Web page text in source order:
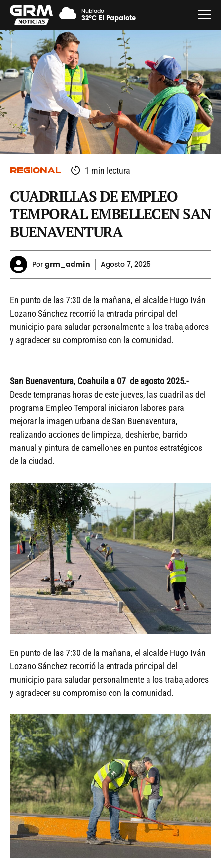
Nublado
32°C El Papalote
REGIONAL 1 min lectura
CUADRILLAS DE EMPLEO
TEMPORAL EMBELLECEN SAN
BUENAVENTURA
Porgrm_admin Agosto7, 2025
En punto de las 7:30 de la mañana, el alcalde Hugo Iván
Lozano Sánchez recorrió la entrada principal del
municipio para saludar personalmente a los trabajadores
y agradecer su compromiso con la comunidad.
San Buenaventura, Coahuila a 07 de agosto 2025.-
Desde tempranas horas de este jueves, las cuadrillas del
programa Empleo Temporal iniciaron labores para
mejorar la imagen urbana de San Buenaventura,
realizando acciones de limpieza, deshierbe, barrido
manual y pintura de camellones en puntos estratégicos
de la ciudad.
En punto de las 7:30 de la mañana, el alcalde Hugo Iván
Lozano Sánchez recorrió la entrada principal del
municipio para saludar personalmente a los trabajadores
y agradecer su compromiso con la comunidad.